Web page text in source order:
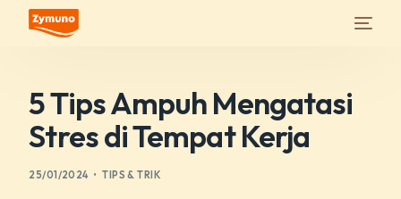
5 Tips Ampuh Mengatasi
Stres di Tempat Kerja
25/01/2024 TIPS & TRIK